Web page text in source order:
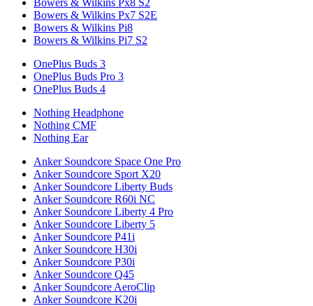
Bowers & Wilkins Px8 S2
Bowers & Wilkins Px7 S2E
Bowers & Wilkins Pi8
Bowers & Wilkins Pi7 S2
OnePlus Buds 3
OnePlus Buds Pro 3
OnePlus Buds 4
Nothing Headphone
Nothing CMF
Nothing Ear
Anker Soundcore Space One Pro
Anker Soundcore Sport X20
Anker Soundcore Liberty Buds
Anker Soundcore R60i NC
Anker Soundcore Liberty 4 Pro
Anker Soundcore Liberty 5
Anker Soundcore P41i
Anker Soundcore H30i
Anker Soundcore P30i
Anker Soundcore Q45
Anker Soundcore AeroClip
Anker Soundcore K20i